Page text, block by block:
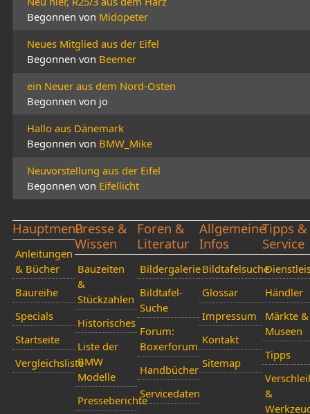
Begonnen von Midopeter
Neues Mitglied aus der Eifel
Begonnen von Beemer
ein Neuer aus dem Nord-Osten
Begonnen von jo
Hallo aus Dänemark
Begonnen von BMW_Mike
Neuvorstellung aus der Eifel
Begonnen von Eifellicht
Hauptmenü
Anleitungen
& Bücher
Baureihe
Specials
Startseite
Vergleichsliste
Presse &
Wissen
Bauzeiten
&
Stückzahlen
Historisches
Liste der
BMW
Modelle
Presseberichte
Foren &
Literatur
Bildergalerie
Bildtafel-
Suche
Forum:
Boxerforum
Handbücher
Servicedaten
Allgemeine
Infos
Bildtafelsuche
Glossar
Impressum
Kontakt
Sitemap
Tipps &
Service
Händler
Märkte &
Museen
Tipps
&